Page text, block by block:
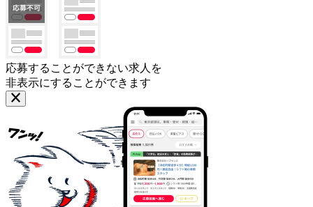
応募することができない求人を
非表示にすることができます